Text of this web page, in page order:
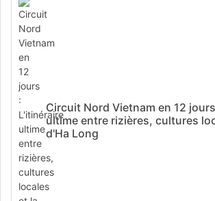
Circuit Nord Vietnam en 12
ultime entre rizières, cultures
d'Ha Long